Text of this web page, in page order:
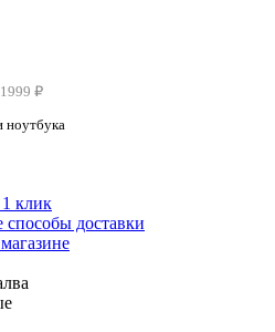
₽
ноутбука
клик
способы доставки